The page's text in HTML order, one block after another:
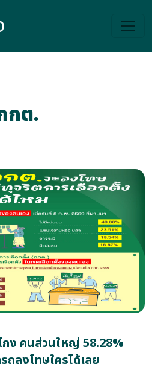
กต.
กง คนส่วนใหญ่ 58.28%
ถลงโทษใครได้เลย